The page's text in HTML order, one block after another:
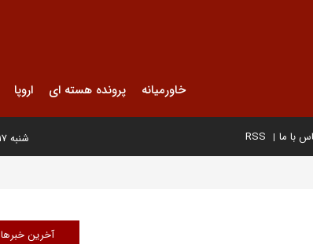
خاورمیانه پرونده هسته ای اروپا
با ما RSS شنبه ۱۷ مرداد ۱۴۰۵
آخرین خبرها